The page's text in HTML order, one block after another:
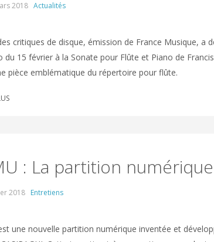
2018 Actualités
critiques de disque, émission de France Musique, a
du 15 février à la Sonate pour Flûte et Piano de Francis
pièce emblématique du répertoire pour flûte.
: La partition numérique
2018 Entretiens
une nouvelle partition numérique inventée et